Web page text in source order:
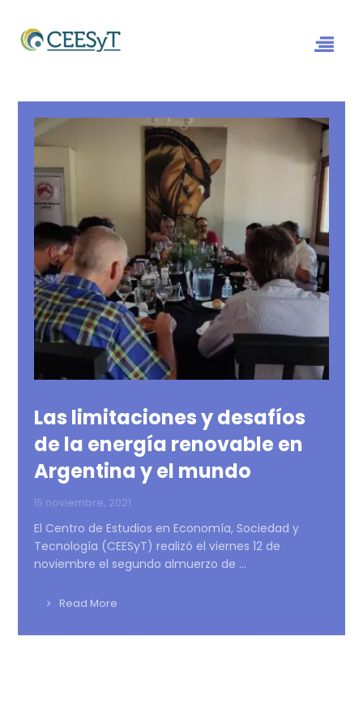
Las limitaciones y desafíos
de la energía renovable en
Argentina y el mundo
15 noviembre, 2021
El Centro de Estudios en Economía, Sociedad y
Tecnología (CEESyT) realizó el viernes 12 de
noviembre el segundo almuerzo de ...
Read More